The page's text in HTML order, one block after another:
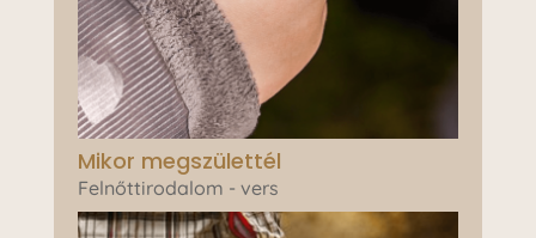
Mikor megszülettél
Felnőttirodalom - vers